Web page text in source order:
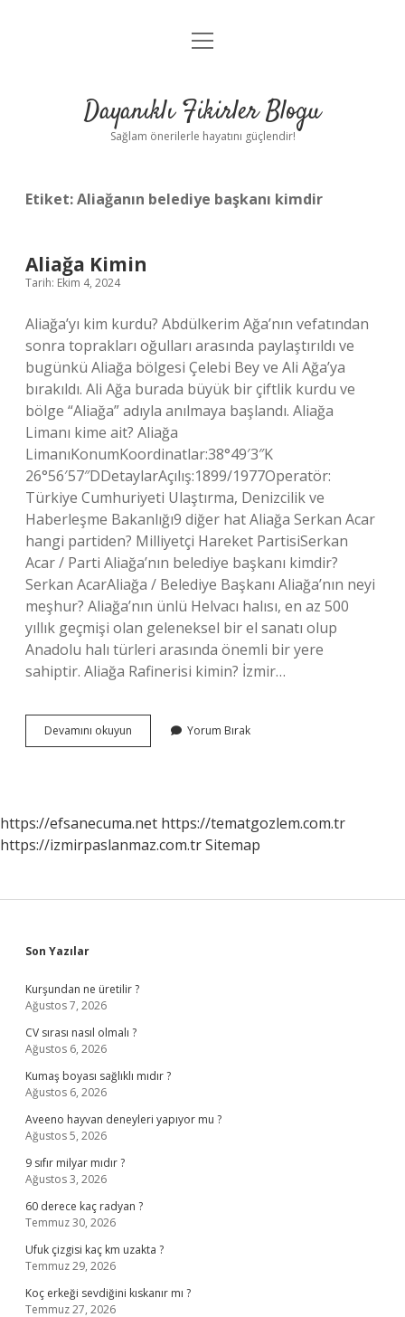
Anasayfa
Yasal Uyarı
menüyü
Dayanıklı Fikirler Blogu
Sağlam önerilerle hayatını güçlendir!
Etiket:Aliağanın belediye başkanı kimdir
Aliağa Kimin
Tarih: Ekim 4, 2024
Aliağa’yı kim kurdu? Abdülkerim Ağa’nın vefatından
sonra toprakları oğulları arasında paylaştırıldı ve
bugünkü Aliağa bölgesi Çelebi Bey ve Ali Ağa’ya
bırakıldı. Ali Ağa burada büyük bir çiftlik kurdu ve
bölge “Aliağa” adıyla anılmaya başlandı. Aliağa
Limanı kime ait? Aliağa
LimanıKonumKoordinatlar:38°49′3″K
26°56′57″DDetaylarAçılış:1899/1977Operatör:
Türkiye Cumhuriyeti Ulaştırma, Denizcilik ve
Haberleşme Bakanlığı9 diğer hat Aliağa Serkan Acar
hangi partiden? Milliyetçi Hareket PartisiSerkan
Acar / Parti Aliağa’nın belediye başkanı kimdir?
Serkan AcarAliağa / Belediye Başkanı Aliağa’nın neyi
meşhur? Aliağa’nın ünlü Helvacı halısı, en az 500
yıllık geçmişi olan geleneksel bir el sanatı olup
Anadolu halı türleri arasında önemli bir yere
sahiptir. Aliağa Rafinerisi kimin? İzmir…
Devamını okuyun
Kimin
Yorum Bırak
https://efsanecuma.net https://tematgozlem.com.tr
https://izmirpaslanmaz.com.trSitemap
Sidebar
Son Yazılar
Kurşundan ne üretilir ?
Ağustos 7, 2026
CV sırası nasıl olmalı ?
Ağustos 6, 2026
Kumaş boyası sağlıklı mıdır ?
Ağustos 6, 2026
Aveeno hayvan deneyleri yapıyor mu ?
Ağustos 5, 2026
9 sıfır milyar mıdır ?
Ağustos 3, 2026
60 derece kaç radyan ?
Temmuz 30, 2026
Ufuk çizgisi kaç km uzakta ?
Temmuz 29, 2026
Koç erkeği sevdiğini kıskanır mı ?
Temmuz 27, 2026